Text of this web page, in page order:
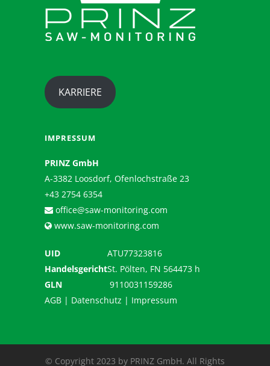
KARRIERE
IMPRESSUM
PRINZ GmbH
A-3382 Loosdorf, Ofenlochstraße 23
+43 2754 6354
office@saw-monitoring.com
www.saw-monitoring.com
UID
ATU77323816
HandelsgerichtSt. Pölten, FN 564473 h
GLN
9110031159286
AGB | Datenschutz | Impressum
© Copyright 2023 by PRINZ GmbH. All Rights